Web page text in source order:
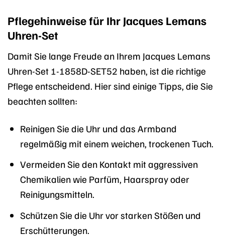
Pflegehinweise für Ihr Jacques Lemans
Uhren-Set
Damit Sie lange Freude an Ihrem Jacques Lemans
Uhren-Set 1-1858D-SET52 haben, ist die richtige
Pflege entscheidend. Hier sind einige Tipps, die Sie
beachten sollten:
Reinigen Sie die Uhr und das Armband
regelmäßig mit einem weichen, trockenen Tuch.
Vermeiden Sie den Kontakt mit aggressiven
Chemikalien wie Parfüm, Haarspray oder
Reinigungsmitteln.
Schützen Sie die Uhr vor starken Stößen und
Erschütterungen.